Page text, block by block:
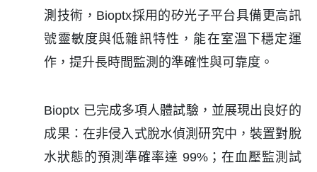
測技術，Bioptx採用的矽光子平台具備更高訊
號靈敏度與低雜訊特性，能在室溫下穩定運
作，提升長時間監測的準確性與可靠度。
Bioptx 已完成多項人體試驗，並展現出良好的
成果：在非侵入式脫水偵測研究中，裝置對脫
水狀態的預測準確率達 99%；在血壓監測試